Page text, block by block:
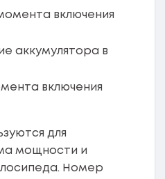
включения
аккумулятора в
включения
для
мощности и
Номер